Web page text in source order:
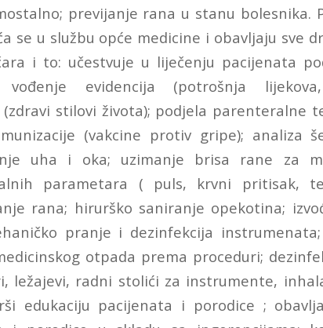
previjanje rana u stanu bolesnika.
se u službu opće medicine i obavljaju sve
i to: učestvuje u liječenju pacijenata
vođenje evidencija (potrošnja
stilovi života); podjela parenteralne
(vakcine protiv gripe); analiza
uha i oka; uzimanje brisa rane za
parametara ( puls, krvni pritisak,
rana; hirurško saniranje opekotina;
pranje i dezinfekcija
otpada prema proceduri;
ležajevi, radni stolići za instrumente,
edukaciju pacijenata i porodice ;